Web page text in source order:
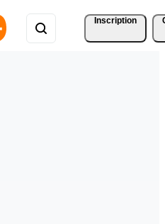
Inscription